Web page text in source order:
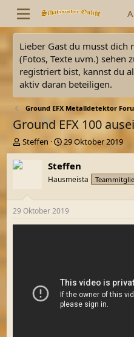
Lieber Gast du musst
(Fotos, Texte uvm.) sehen
registriert bist, kannst du
aktiv daran beteiligen.
Ground EFX Metalldetektor
Ground EFX 100
E
r
s
l
e
r
Steffen
E
r
s
e
l
t
a
29 Oktober 2019
Steffen
Hausmeista
29 Oktober 2019